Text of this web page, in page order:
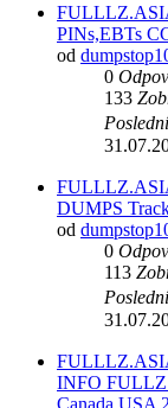
PINs,EBTs
od
0
133
DUMPS
od
0
113
INFO
Canada USA